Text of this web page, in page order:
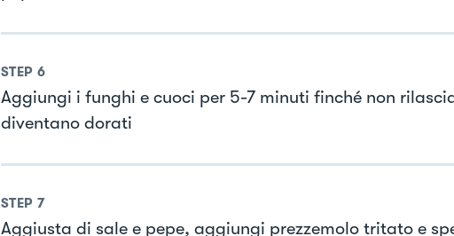
STEP 6
Aggiungi i funghi e cuoci per 5-7 minuti finché non
diventano dorati
STEP 7
Aggiusta di sale e pepe, aggiungi prezzemolo tritato e